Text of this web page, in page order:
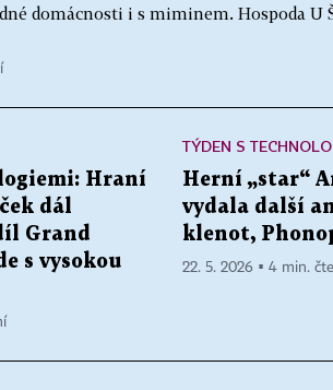
domácnosti i s miminem. Hospoda U
Hraní
dál
Grand
s vysokou
TÝDEN S
Herní „star“
vydala další
klenot,
22. 5. 2026 ▪ 4 min.